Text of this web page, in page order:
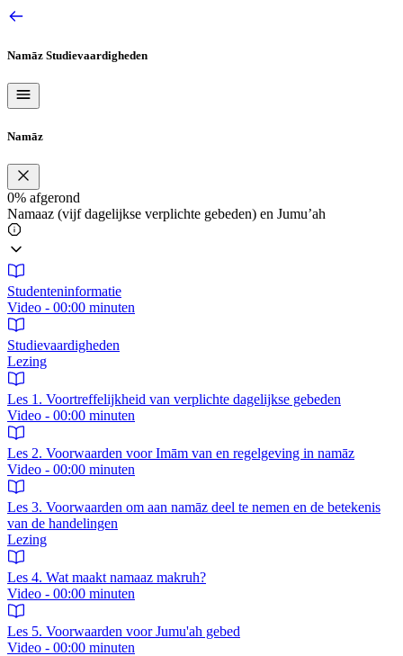
Ga
inhoud
Namāz Studievaardigheden
Namāz
0% afgerond
Namaaz (vijf dagelijkse verplichte gebeden) en Jumu’ah
Studenteninformatie
Video - 00:00 minuten
Studievaardigheden
Lezing
Les 1. Voortreffelijkheid van verplichte dagelijkse gebeden
Video - 00:00 minuten
Les 2. Voorwaarden voor Imām van en regelgeving in namāz
Video - 00:00 minuten
Les 3. Voorwaarden om aan namāz deel te nemen en de betekenis
van de handelingen
Lezing
Les 4. Wat maakt namaaz makruh?
Video - 00:00 minuten
Les 5. Voorwaarden voor Jumu'ah gebed
Video - 00:00 minuten